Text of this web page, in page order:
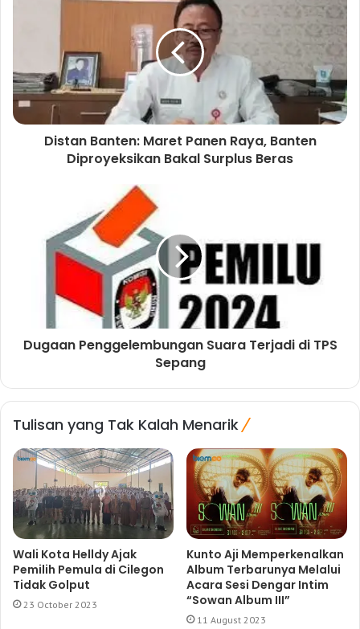
t
e
b
o
o
k
g
r
a
m
Distan Banten: Maret Panen Raya, Banten
Diproyeksikan Bakal Surplus Beras
Dugaan Penggelembungan Suara Terjadi di TPS
Sepang
Tulisan yang Tak Kalah Menarik
Wali Kota Helldy Ajak
Pemilih Pemula di Cilegon
Tidak Golput
23 October 2023
Kunto Aji Memperkenalkan
Album Terbarunya Melalui
Acara Sesi Dengar Intim
“Sowan Album III”
11 August 2023